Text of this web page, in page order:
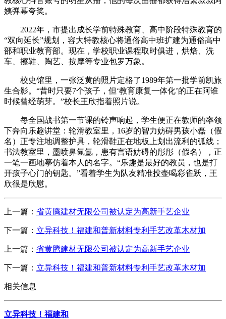
姨弹幕夸奖。
2022年，市提出成长学前特殊教育、高中阶段特殊教育的
“双向延长”规划，容大特教核心将通俗高中班扩建为通俗高中
部和职业教育部。现在，学校职业课程取时俱进，烘焙、洗
车、擦鞋、陶艺、按摩等专业包罗万象。
校史馆里，一张泛黄的照片定格了1989年第一批学前凯旅
生合影。“昔时只要7个孩子，但‘教育康复一体化’的正在阿谁
时候曾经萌芽。”校长王欣指着照片说。
每全国战书第一节课的铃声响起，学生便正在教师的率领
下奔向乐趣讲堂：轮滑教室里，16岁的智力妨碍男孩小磊（假
名）正专注地调整护具，轮滑鞋正在地板上划出流利的弧线；
书法教室里，墨喷鼻氤氲，患有言语妨碍的彤彤（假名），正
一笔一画地摹仿着本人的名字。“乐趣是最好的教员，也是打
开孩子心门的钥匙。”看着学生为队友精准投壶喝彩雀跃，王
欣很是欣慰。
上一篇： 省黄腾建材无限公司被认定为高新手艺企业
下一篇： 立异科技！福建和普新材料专利手艺改革木材加
上一篇： 省黄腾建材无限公司被认定为高新手艺企业
下一篇： 立异科技！福建和普新材料专利手艺改革木材加
相关信息
立异科技！福建和